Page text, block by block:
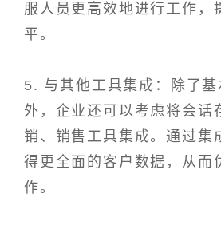
服人员更高效地进行工作，
平。
5. 与其他工具集成：除了
外，企业还可以考虑将会话
销、销售工具集成。通过集
得更全面的客户数据，从而
作。